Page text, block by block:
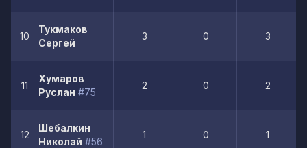
10
Тукмаков
Сергей
3 0 3
11
Хумаров
Руслан #75
2 0 2
12
Шебалкин
Николай #56
1 0 1